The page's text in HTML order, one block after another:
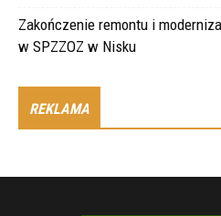
Zakończenie remontu i
w SPZZOZ w Nisku
REKLAMA